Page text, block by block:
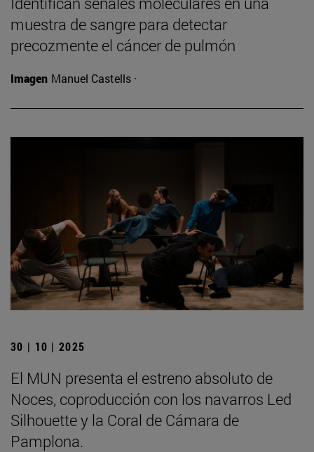
muestra de sangre para detectar
precozmente el cáncer de pulmón
Imagen Manuel Castells ·
30 | 10 | 2025
El MUN presenta el estreno absoluto de
Noces, coproducción con los navarros Led
Silhouette y la Coral de Cámara de
Pamplona.